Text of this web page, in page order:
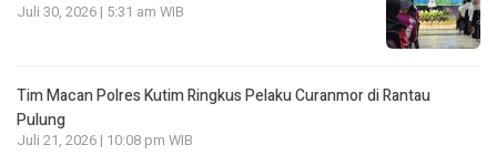
Juli 30, 2026 | 5:31 am WIB
Tim Macan Polres Kutim Ringkus Pelaku Curanmor di Rantau
Pulung
Juli 21, 2026 | 10:08 pm WIB